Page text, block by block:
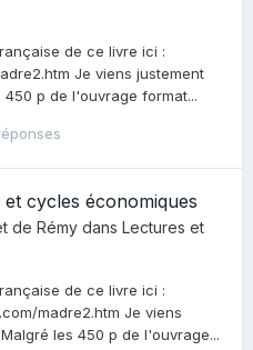
de ce livre ici :
Je viens justement
p de l'ouvrage format...
cycles économiques
de Rémy dans Lectures et
de ce livre ici :
madre2.htm Je viens
les 450 p de l'ouvrage...